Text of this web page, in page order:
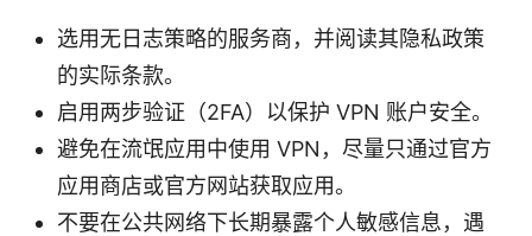
选用无日志策略的服务商，并阅读其隐私政策
的实际条款。
启用两步验证（2FA）以保护 VPN 账户安全。
避免在流氓应用中使用 VPN，尽量只通过官方
应用商店或官方网站获取应用。
不要在公共网络下长期暴露个人敏感信息，遇